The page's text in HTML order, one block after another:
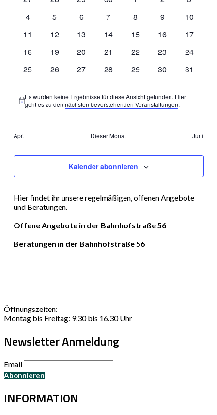
Veranstaltungen
0
4
0
5
0
6
0
7
0
8
0
9
0
10
0
11
0
12
0
13
0
14
0
15
0
16
0
17
0
18
0
19
0
20
0
21
0
22
0
23
0
24
0
25
0
26
0
27
0
28
0
29
0
30
0
31
Hinweis
Es wurden keine Ergebnisse für diese Ansicht gefunden. Hier
geht es zu dennächsten bevorstehenden Veranstaltungen.
Apr. Dieser Monat Juni
Kalender abonnieren
Hier findet ihr unsere regelmäßigen, offenen Angebote
und Beratungen.
Offene Angebote in der Bahnhofstraße 56
Beratungen in der Bahnhofstraße 56
Öffnungszeiten:
Montag bis Freitag: 9.30 bis 16.30 Uhr
Newsletter Anmeldung
Email
INFORMATION